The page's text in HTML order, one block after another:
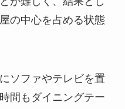
の中心を占める状態
ソファやテレビを置
間もダイニングテー